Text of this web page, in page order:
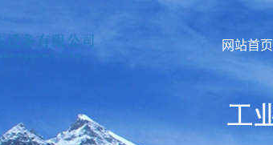
网站首页